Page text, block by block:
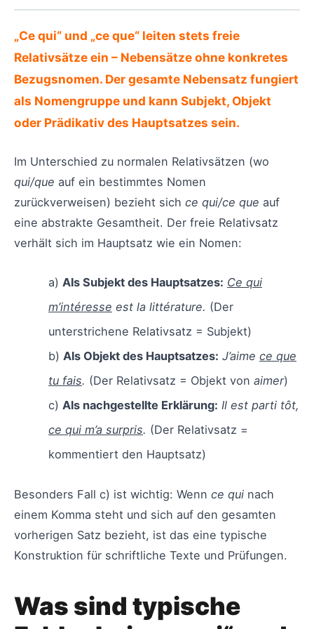
„Ce qui“ und „ce que“ leiten stets freie
Relativsätze ein – Nebensätze ohne konkretes
Bezugsnomen. Der gesamte Nebensatz fungiert
als Nomengruppe und kann Subjekt, Objekt
oder Prädikativ des Hauptsatzes sein.
Im Unterschied zu normalen Relativsätzen (wo
qui/que auf ein bestimmtes Nomen
zurückverweisen) bezieht sich ce qui/ce que auf
eine abstrakte Gesamtheit. Der freie Relativsatz
verhält sich im Hauptsatz wie ein Nomen:
a) Als Subjekt des Hauptsatzes: Ce qui
m’intéresse est la littérature. (Der
unterstrichene Relativsatz = Subjekt)
b) Als Objekt des Hauptsatzes: J’aime ce que
tu fais. (Der Relativsatz = Objekt von aimer)
c) Als nachgestellte Erklärung: Il est parti tôt,
ce qui m’a surpris. (Der Relativsatz =
kommentiert den Hauptsatz)
Besonders Fall c) ist wichtig: Wenn ce qui nach
einem Komma steht und sich auf den gesamten
vorherigen Satz bezieht, ist das eine typische
Konstruktion für schriftliche Texte und Prüfungen.
Was sind typische